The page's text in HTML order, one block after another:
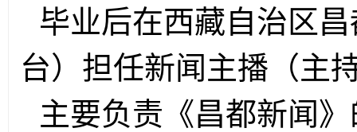
毕业后在西藏自治区
台）担任新闻主播（主
主要负责《昌都新闻